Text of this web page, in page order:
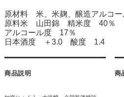
原材料 米、米麹、醸造アルコー
原料米 山田錦 精米度 40％
アルコール度 17％
日本酒度 ＋3.0 酸度 1.4
商品説明 商